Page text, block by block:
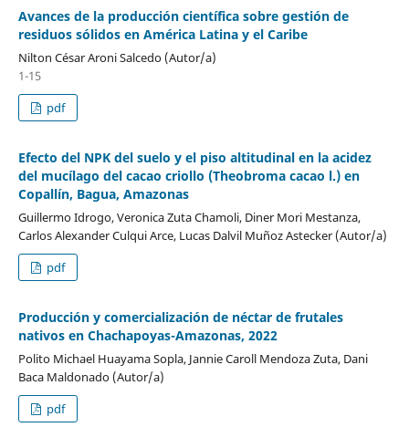
Avances de la producción científica sobre gestión de
residuos sólidos en América Latina y el Caribe
Nilton César Aroni Salcedo (Autor/a)
1-15
pdf
Efecto del NPK del suelo y el piso altitudinal en la acidez
del mucílago del cacao criollo (Theobroma cacao l.) en
Copallín, Bagua, Amazonas
Guillermo Idrogo, Veronica Zuta Chamoli, Diner Mori Mestanza,
Carlos Alexander Culqui Arce, Lucas Dalvil Muñoz Astecker (Autor/a)
pdf
Producción y comercialización de néctar de frutales
nativos en Chachapoyas-Amazonas, 2022
Polito Michael Huayama Sopla, Jannie Caroll Mendoza Zuta, Dani
Baca Maldonado (Autor/a)
pdf